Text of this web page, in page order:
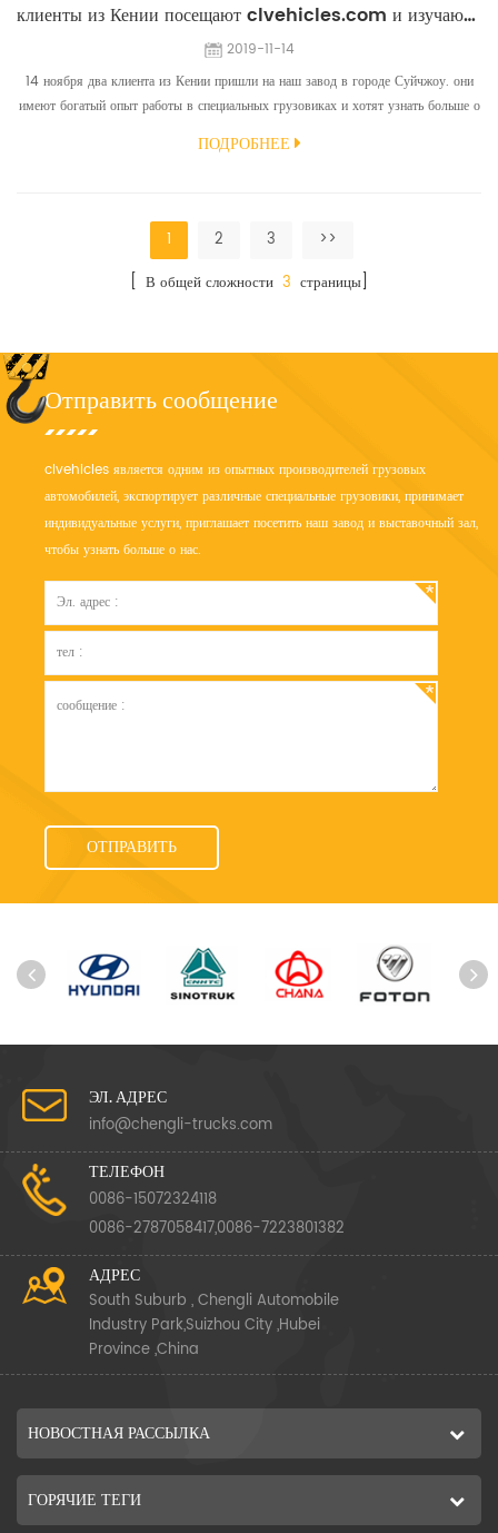
клиенты из Кении посещают clvehicles.com и изучают вакуумный грузовик
2019-11-14
14 ноября два клиента из Кении пришли на наш завод в городе Суйчжоу. они
имеют богатый опыт работы в специальных грузовиках и хотят узнать больше о
грузовиков были разработаны с использованием новейших технологий
ПОДРОБНЕЕ
1 2 3
>>
[ В общей сложности 3 страницы]
Отправить сообщение
clvehicles является одним из опытных производителей грузовых
автомобилей, экспортирует различные специальные грузовики, принимает
индивидуальные услуги, приглашает посетить наш завод и выставочный зал,
чтобы узнать больше о нас.
ЭЛ. АДРЕС
info@chengli-trucks.com
ТЕЛЕФОН
0086-15072324118
0086-2787058417,0086-7223801382
АДРЕС
South Suburb , Chengli Automobile
Industry Park,Suizhou City ,Hubei
Province ,China
НОВОСТНАЯ РАССЫЛКА
ГОРЯЧИЕ ТЕГИ